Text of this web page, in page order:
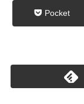
Pocket